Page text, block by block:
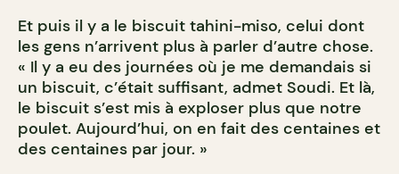
Et puis il y a le biscuit tahini-miso, celui dont
les gens n’arrivent plus à parler d’autre chose.
« Il y a eu des journées où je me demandais si
un biscuit, c’était suffisant, admet Soudi. Et là,
le biscuit s’est mis à exploser plus que notre
poulet. Aujourd’hui, on en fait des centaines et
des centaines par jour. »